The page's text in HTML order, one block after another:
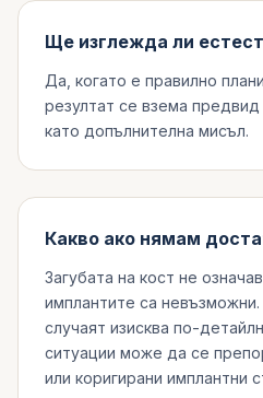
Ще изглежда ли
Да, когато е правилно
резултат се взема
като допълнителна мисъл.
Какво ако нямам
Загубата на кост не
имплантите са
случаят изисква по-
ситуации може да се
или коригирани имплантни